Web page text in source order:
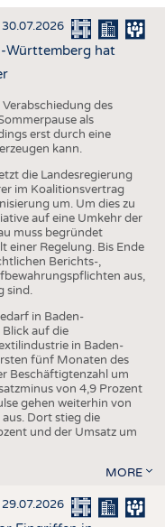
30.07.2026
Württemberg hat
des
als
erst durch eine
kann.
die Landesregierung
im Koalitionsvertrag
um. Um dies zu
auf eine Umkehr der
muss begründet
einer Regelung. Bis Ende
Berichts-,
aus,
sind.
in Baden-
auf die
in Baden-
fünf Monaten des
Beschäftigtenzahl um
von 4,9 Prozent
gehen weiterhin von
Dort stieg die
und der Umsatz um
MORE
29.07.2026